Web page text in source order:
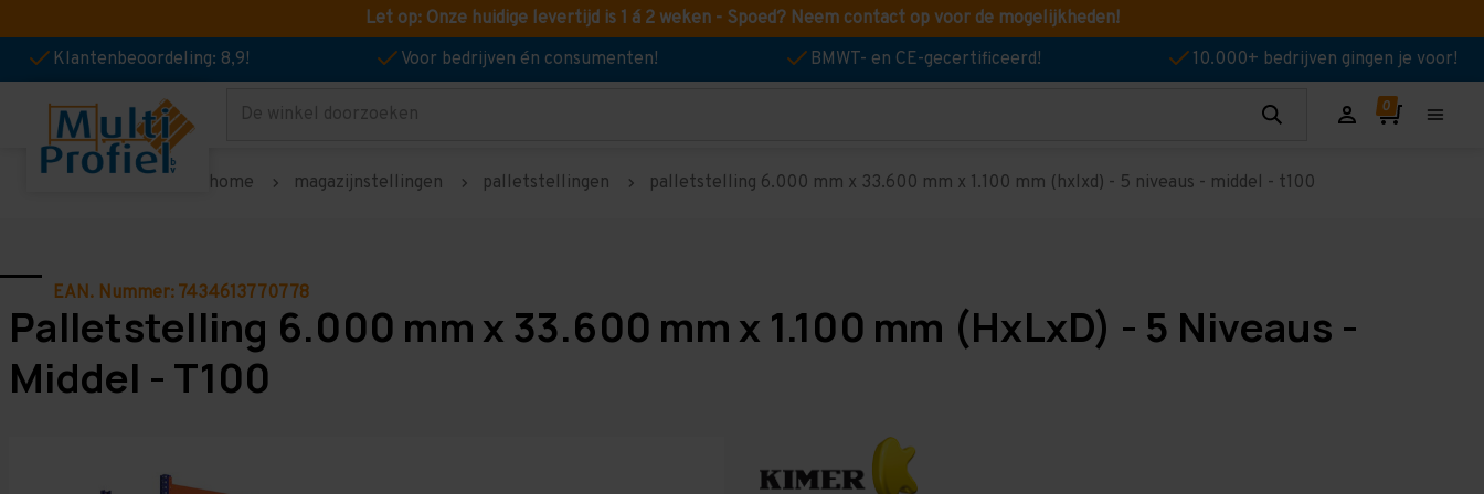
Let op: Onze huidige levertijd is 1 á 2 weken - Spoed? Neem contact op voor de mogelijkheden!
Klantenbeoordeling: 8,9!
Voor bedrijven én consumenten! BMWT- en CE-gecertificeerd! 10.000+ bedrijven gingen je voor!
Zoeken
home magazijnstellingen palletstellingen palletstelling 6.000 mm x 33.600 mm x 1.100 mm (hxlxd) - 5 niveaus - middel - t100
EAN. Nummer: 7434613770778
Palletstelling 6.000 mm x 33.600 mm x 1.100 mm (HxLxD) - 5 Niveaus -
Middel - T100